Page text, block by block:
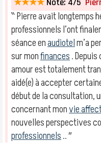
★★★★ Note: 4/5
‶ Pierre avait longtemps
professionnels l’ont
séance enaudiotelm’a
sur monfinances.
amour est totalement
aidé(e) à accepter
début de la consultation,
concernant monvie
nouvelles perspectives
professionnels.. ″